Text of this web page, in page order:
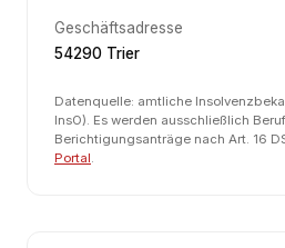
Geschäftsadresse
54290 Trier
Datenquelle: amtliche
InsO). Es werden ausschließlich
Berichtigungsanträge nach Art. 16
Portal.